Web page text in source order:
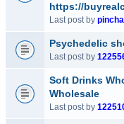
https://
Last post by
Psychedelic
Last post by
Soft Drinks
Wholesale
Last post by